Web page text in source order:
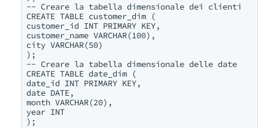
-- Creare la tabella dimensionale dei clienti
CREATE TABLE customer_dim (
customer_id INT PRIMARY KEY,
customer_name VARCHAR(100),
city VARCHAR(50)
);
-- Creare la tabella dimensionale delle date
CREATE TABLE date_dim (
date_id INT PRIMARY KEY,
date DATE,
month VARCHAR(20),
year INT
);